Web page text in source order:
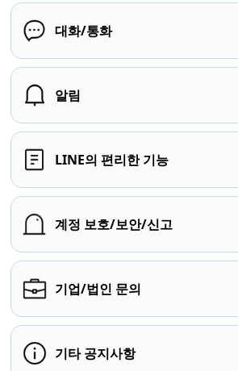
대화/통화
알림
LINE의 편리한 기능
계정 보호/보안/신고
기업/법인 문의
기타 공지사항